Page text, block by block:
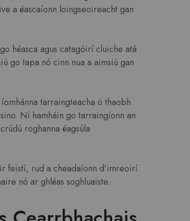
a éascaíonn loingseoireacht gan
héasca agus catagóirí cluiche atá
go tapa nó cinn nua a aimsiú gan
tarraingteacha ó thaobh
Ní hamháin go tarraingíonn an
roghanna éagsúla
feistí, rud a cheadaíonn d’imreoirí
nó ar ghléas soghluaiste.